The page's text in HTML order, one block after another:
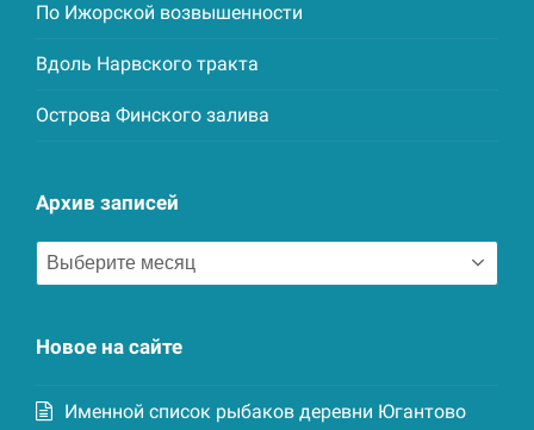
По Ижорской возвышенности
Вдоль Нарвского тракта
Острова Финского залива
Архив записей
Архив
записей
Новое на сайте
Именной список рыбаков деревни Югантово